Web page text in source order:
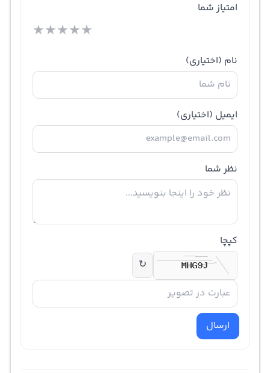
امتیاز شما
★★★★★
نام (اختیاری)
ایمیل (اختیاری)
نظر شما
کپچا
↻
ارسال